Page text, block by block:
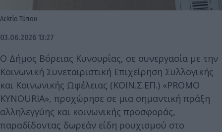
Δελτίο Τύπου
03.06.2026 13:27
Ο Δήμος Βόρειας Κυνουρίας, σε συνεργασία με την
Κοινωνική Συνεταιριστική Επιχείρηση Συλλογικής
και Κοινωνικής Ωφέλειας (ΚΟΙΝ.Σ.ΕΠ.) «PROMO
KYNOURIA», προχώρησε σε μια σημαντική πράξη
αλληλεγγύης και κοινωνικής προσφοράς,
παραδίδοντας δωρεάν είδη ρουχισμού στο